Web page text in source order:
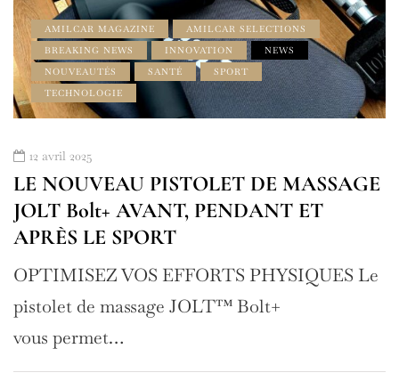
AMILCAR MAGAZINE
AMILCAR SELECTIONS
BREAKING NEWS
INNOVATION
NEWS
NOUVEAUTÉS
SANTÉ
SPORT
TECHNOLOGIE
12 avril 2025
LE NOUVEAU PISTOLET DE MASSAGE
JOLT Bolt+ AVANT, PENDANT ET
APRÈS LE SPORT
OPTIMISEZ VOS EFFORTS PHYSIQUES Le
pistolet de massage JOLT™ Bolt+
vous permet…